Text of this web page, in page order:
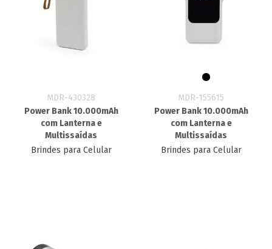
MDR-430328
Power Bank 10.000mAh
com Lanterna e
Multissaídas
Brindes para Celular
MDR-155615
Power Bank 10.000mAh
com Lanterna e
Multissaídas
Brindes para Celular